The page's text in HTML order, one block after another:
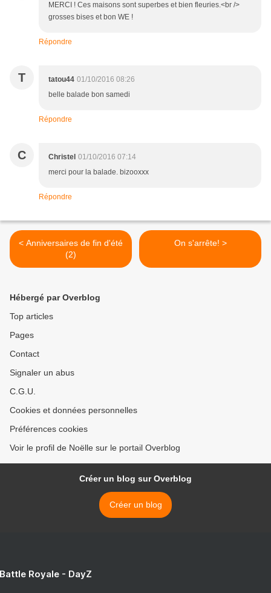
MERCI ! Ces maisons sont superbes et bien fleuries.<br />
grosses bises et bon WE !
Répondre
T tatou44 01/10/2016 08:26
belle balade bon samedi
Répondre
C Christel 01/10/2016 07:14
merci pour la balade. bizooxxx
Répondre
< Anniversaires de fin d'été
(2)
On s'arrête! >
Hébergé par Overblog
Top articles
Pages
Contact
Signaler un abus
C.G.U.
Cookies et données personnelles
Préférences cookies
Voir le profil de Noëlle sur le portail Overblog
Créer un blog sur Overblog
Créer un blog
Royale - DayZ